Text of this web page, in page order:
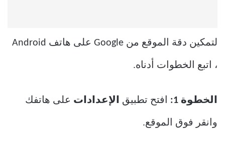
لتمكين دقة الموقع من Google على هاتف Android
، اتبع الخطوات أدناه.
الخطوة 1: افتح تطبيق الإعدادات على هاتفك
وانقر فوق الموقع.